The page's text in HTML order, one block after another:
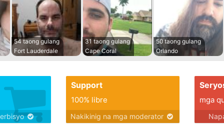
54 taong gulang
Fort Lauderdale
31 taong gulang
Cape Coral
50 taong gulang
Orlando
Support
100% libre
Nakikinig na mga moderator
mga